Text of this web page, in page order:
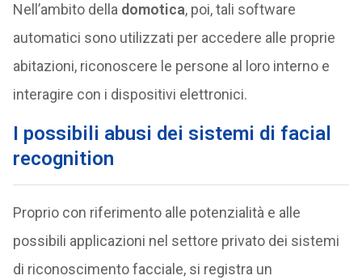
Nell’ambito della domotica, poi, tali software
automatici sono utilizzati per accedere alle proprie
abitazioni, riconoscere le persone al loro interno e
interagire con i dispositivi elettronici.
I possibili abusi dei sistemi di facial
recognition
Proprio con riferimento alle potenzialità e alle
possibili applicazioni nel settore privato dei sistemi
di riconoscimento facciale, si registra un